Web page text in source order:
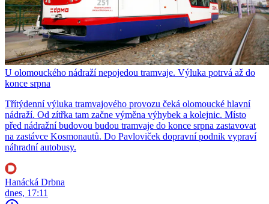
U olomouckého nádraží nepojedou tramvaje. Výluka potrvá až do
konce srpna
Třítýdenní výluka tramvajového provozu čeká olomoucké hlavní
nádraží. Od zítřka tam začne výměna výhybek a kolejnic. Místo
před nádražní budovou budou tramvaje do konce srpna zastavovat
na zastávce Kosmonautů. Do Pavloviček dopravní podnik vypraví
náhradní autobusy.
Hanácká Drbna
dnes, 17:11